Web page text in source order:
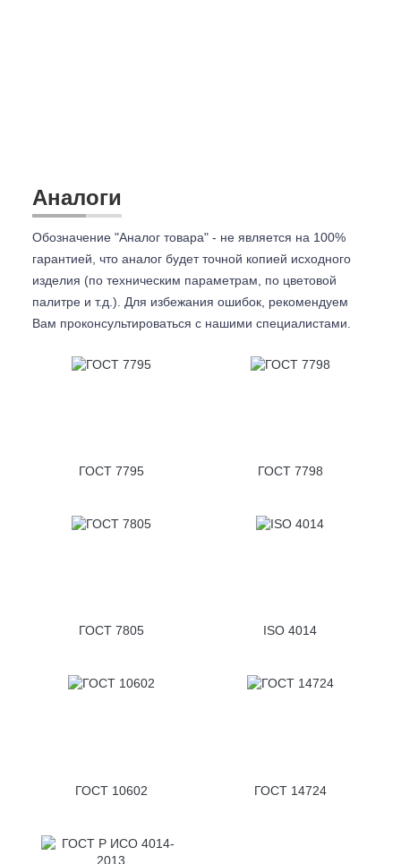
Аналоги
Обозначение "Аналог товара" - не является на 100%
гарантией, что аналог будет точной копией исходного
изделия (по техническим параметрам, по цветовой
палитре и т.д.). Для избежания ошибок, рекомендуем
Вам проконсультироваться с нашими специалистами.
ГОСТ 7795 ГОСТ 7798
ГОСТ 7805 ISO 4014
ГОСТ 10602 ГОСТ 14724